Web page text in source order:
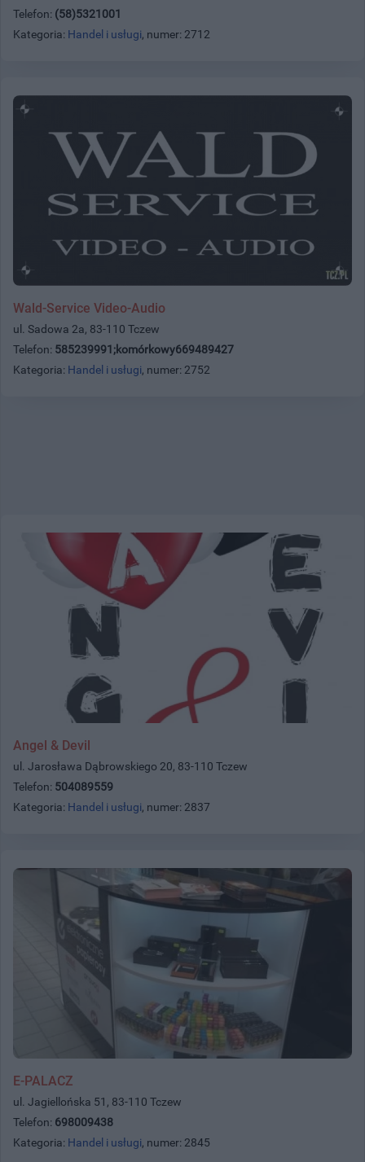
Telefon: (58)5321001
Kategoria: Handel i usługi, numer: 2712
Wald-Service Video-Audio
ul. Sadowa 2a, 83-110 Tczew
Telefon: 585239991;komórkowy669489427
Kategoria: Handel i usługi, numer: 2752
Angel & Devil
ul. Jarosława Dąbrowskiego 20, 83-110 Tczew
Telefon: 504089559
Kategoria: Handel i usługi, numer: 2837
E-PALACZ
ul. Jagiellońska 51, 83-110 Tczew
Telefon: 698009438
Kategoria: Handel i usługi, numer: 2845